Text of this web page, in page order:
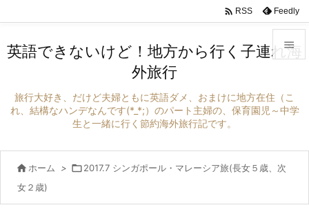


 RSS Feedly
英語できないけど！地方から行く子連れ海
外旅行
旅行大好き、だけど夫婦ともに英語ダメ、おまけに地方在住（こ
れ、結構なハンデなんです(*_*;）のパート主婦の、保育園児～中学
生と一緒に行く節約海外旅行記です。
 ホーム > 2017.7 シンガポール・マレーシア旅(長女５歳、次
女２歳)